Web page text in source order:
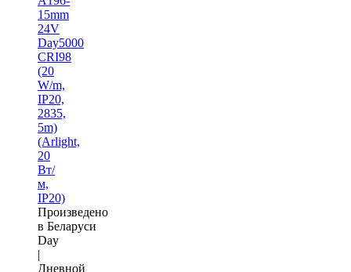
15mm
24V
Day5000
CRI98
(20
W/m,
IP20,
2835,
5m)
(Arlight,
20
Вт/
м,
IP20)
Произведено
в Беларуси
Day
|
Дневной